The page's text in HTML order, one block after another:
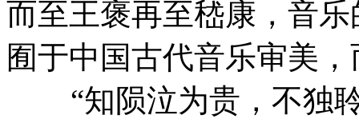
而至王褒再至嵇康，音
囿于中国古代音乐审美
“知陨泣为贵，不独聆